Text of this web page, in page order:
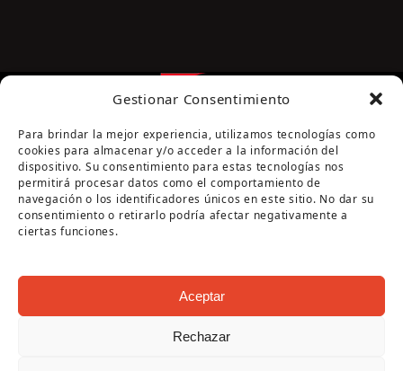
Gestionar Consentimiento
Para brindar la mejor experiencia, utilizamos tecnologías como
cookies para almacenar y/o acceder a la información del
dispositivo. Su consentimiento para estas tecnologías nos
permitirá procesar datos como el comportamiento de
navegación o los identificadores únicos en este sitio. No dar su
consentimiento o retirarlo podría afectar negativamente a
ciertas funciones.
Aceptar
Rechazar
Página cofinanciada por la Diputación de Córdoba